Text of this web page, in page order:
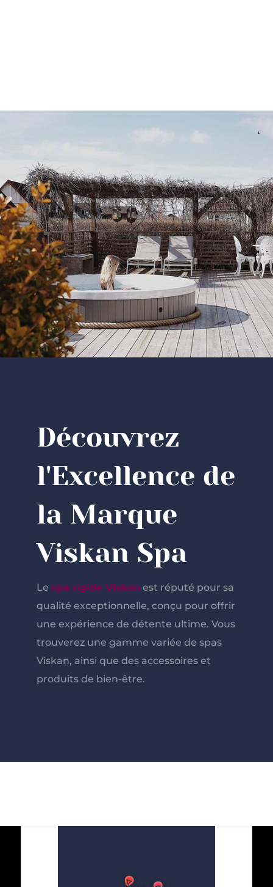
Découvrez
l'Excellence de
la Marque
Viskan Spa
Le spa rigide Viskan est réputé pour sa
qualité exceptionnelle, conçu pour offrir
une expérience de détente ultime. Vous
trouverez une gamme variée de spas
Viskan, ainsi que des accessoires et
produits de bien-être.